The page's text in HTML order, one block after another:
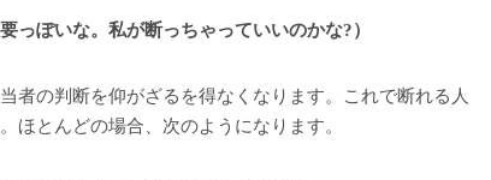
っぽいな。私が断っちゃっていいのかな?）
者の判断を仰がざるを得なくなります。これで断れる人
ほとんどの場合、次のようになります。